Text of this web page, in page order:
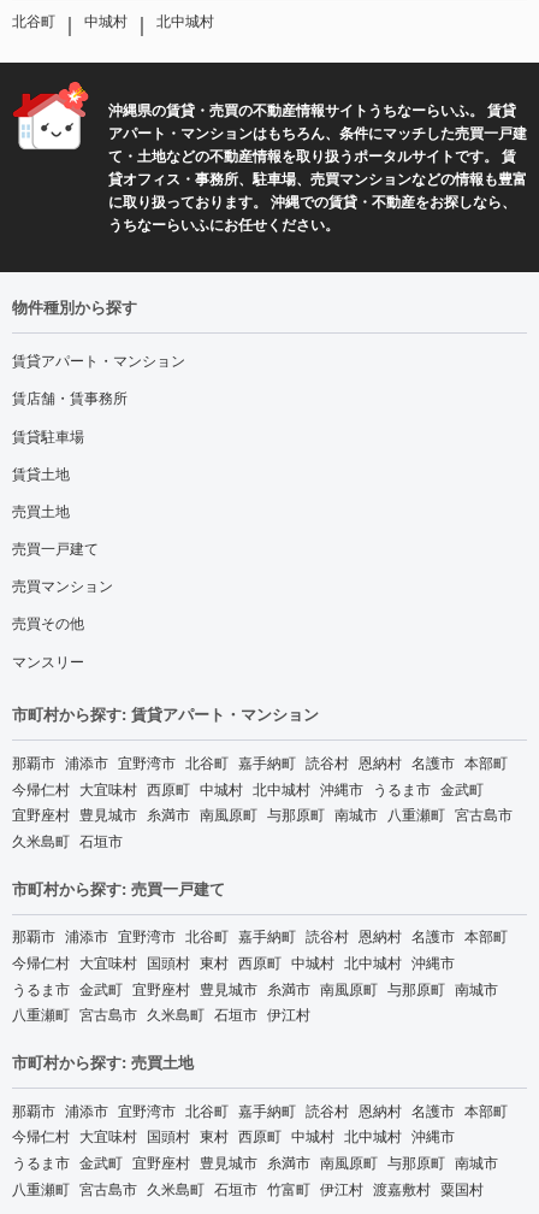
北谷町 ｜ 中城村 ｜ 北中城村
沖縄県の賃貸・売買の不動産情報サイトうちなーらいふ。 賃貸
アパート・マンションはもちろん、条件にマッチした売買一戸建
て・土地などの不動産情報を取り扱うポータルサイトです。 賃
貸オフィス・事務所、駐車場、売買マンションなどの情報も豊富
に取り扱っております。 沖縄での賃貸・不動産をお探しなら、
うちなーらいふにお任せください。
物件種別から探す
賃貸アパート・マンション
賃店舗・賃事務所
賃貸駐車場
賃貸土地
売買土地
売買一戸建て
売買マンション
売買その他
マンスリー
市町村から探す: 賃貸アパート・マンション
那覇市 浦添市 宜野湾市 北谷町 嘉手納町 読谷村 恩納村 名護市 本部町
今帰仁村 大宜味村 西原町 中城村 北中城村 沖縄市 うるま市 金武町
宜野座村 豊見城市 糸満市 南風原町 与那原町 南城市 八重瀬町 宮古島市
久米島町 石垣市
市町村から探す: 売買一戸建て
那覇市 浦添市 宜野湾市 北谷町 嘉手納町 読谷村 恩納村 名護市 本部町
今帰仁村 大宜味村 国頭村 東村 西原町 中城村 北中城村 沖縄市
うるま市 金武町 宜野座村 豊見城市 糸満市 南風原町 与那原町 南城市
八重瀬町 宮古島市 久米島町 石垣市 伊江村
市町村から探す: 売買土地
那覇市 浦添市 宜野湾市 北谷町 嘉手納町 読谷村 恩納村 名護市 本部町
今帰仁村 大宜味村 国頭村 東村 西原町 中城村 北中城村 沖縄市
うるま市 金武町 宜野座村 豊見城市 糸満市 南風原町 与那原町 南城市
八重瀬町 宮古島市 久米島町 石垣市 竹富町 伊江村 渡嘉敷村 粟国村